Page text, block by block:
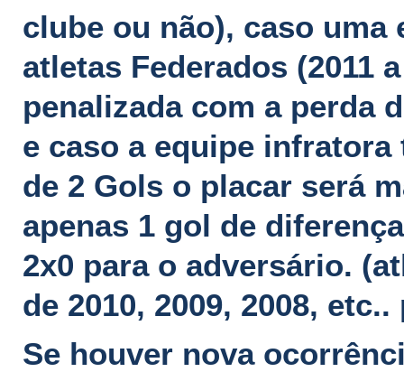
clube ou não), caso
atletas Federados (2011
penalizada com a perda
e caso a equipe
de 2 Gols o placar será
apenas 1 gol de
2x0 para o adversário.
de 2010, 2009, 2008,
Se houver nova